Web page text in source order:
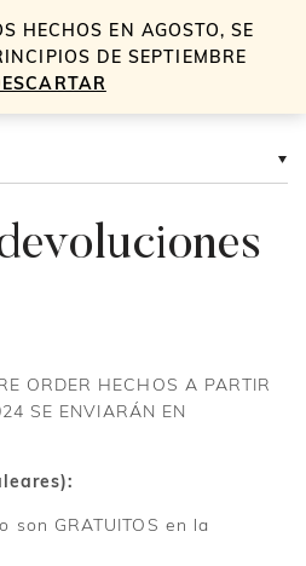
ORDER HECHOS A PARTIR
SE ENVIARÁN EN
son GRATUITOS en la
HECHOS EN AGOSTO, SE
DE SEPTIEMBRE